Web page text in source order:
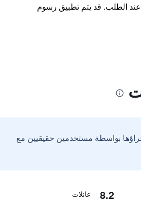
عند الطلب. قد يتم تطبيق رسوم
بواسطة مستخدمين حقيقيين مع
8.2 عائلات